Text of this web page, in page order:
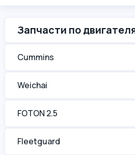
Запчасти по
Cummins
Weichai
FOTON 2.5
Fleetguard